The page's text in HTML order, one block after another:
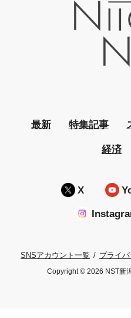
最新 特集記事
経済
X
SNSアカウント一覧 プライ
Copyright © 2026 NST新